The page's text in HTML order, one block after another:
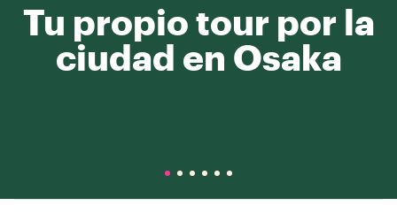
Tu propio tour por la
ciudad en Osaka